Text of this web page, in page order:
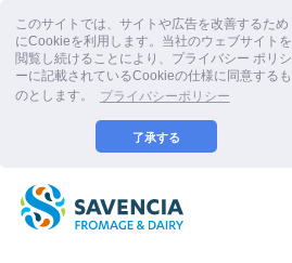
このサイトでは、サイトや広告を改善するため
にCookieを利用します。当社のウェブサイトを
閲覧し続けることにより、プライバシー ポリシ
ーに記載されているCookieの仕様に同意するも
のとします。
プライバシーポリシー
了承する